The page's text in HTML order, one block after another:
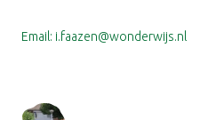
Email: i.faazen@wonderwijs.nl